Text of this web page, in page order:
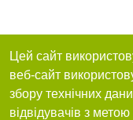
Цей сайт
веб-сайт
збору технічних
відвідувачів з